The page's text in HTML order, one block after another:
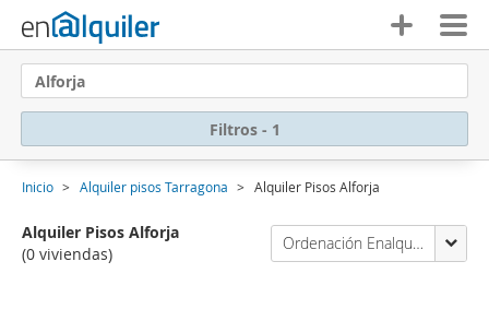
Alforja
Filtros - 1
Inicio Alquiler pisos Tarragona Alquiler Pisos Alforja
Alquiler Pisos Alforja
(0 viviendas)
Ordenación Enalquiler